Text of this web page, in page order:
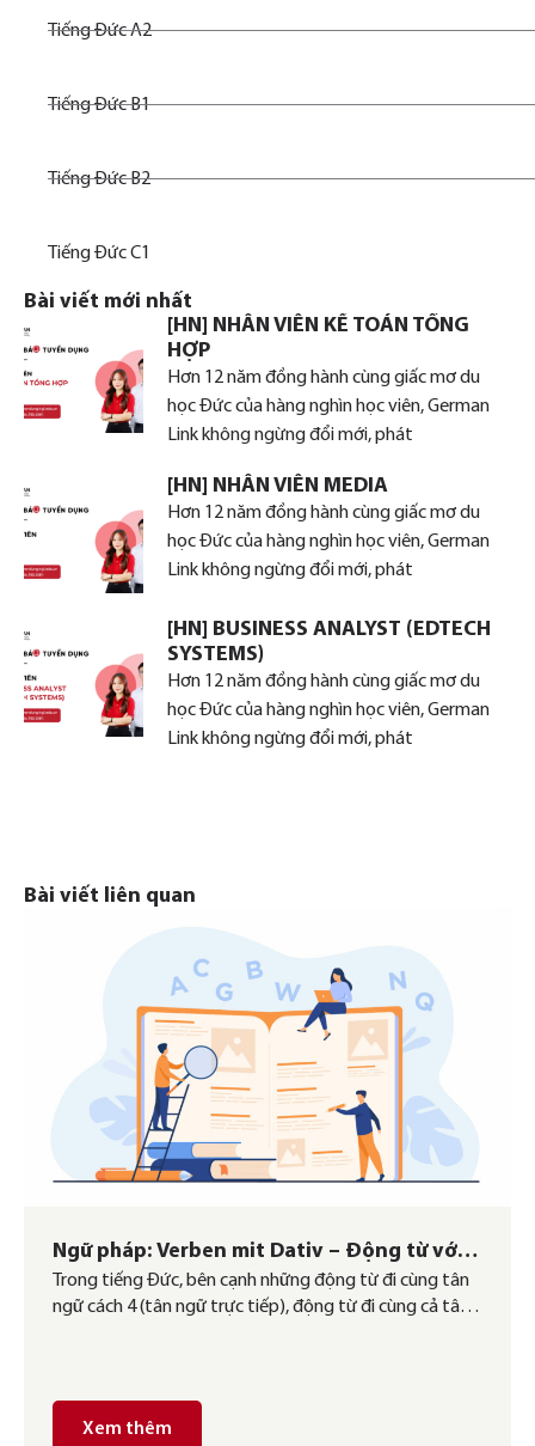
Tiếng Đức A2
Tiếng Đức B1
Tiếng Đức B2
Tiếng Đức C1
Bài viết mới nhất
[HN] NHÂN VIÊN KẾ TOÁN TỔNG
HỢP
Hơn 12 năm đồng hành cùng giấc mơ du
học Đức của hàng nghìn học viên, German
Link không ngừng đổi mới, phát
[HN] NHÂN VIÊN MEDIA
Hơn 12 năm đồng hành cùng giấc mơ du
học Đức của hàng nghìn học viên, German
Link không ngừng đổi mới, phát
[HN] BUSINESS ANALYST (EDTECH
SYSTEMS)
Hơn 12 năm đồng hành cùng giấc mơ du
học Đức của hàng nghìn học viên, German
Link không ngừng đổi mới, phát
Bài viết liên quan
Ngữ pháp: Verben mit Dativ – Động từ với
tân ngữ cách 3
Trong tiếng Đức, bên cạnh những động từ đi cùng tân
ngữ cách 4 (tân ngữ trực tiếp), động từ đi cùng cả tân
Xem thêm